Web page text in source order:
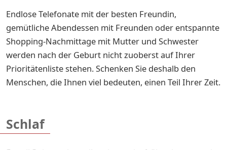
Endlose Telefonate mit der besten Freundin,
gemütliche Abendessen mit Freunden oder entspannte
Shopping-Nachmittage mit Mutter und Schwester
werden nach der Geburt nicht zuoberst auf Ihrer
Prioritätenliste stehen. Schenken Sie deshalb den
Menschen, die Ihnen viel bedeuten, einen Teil Ihrer Zeit.
Schlaf